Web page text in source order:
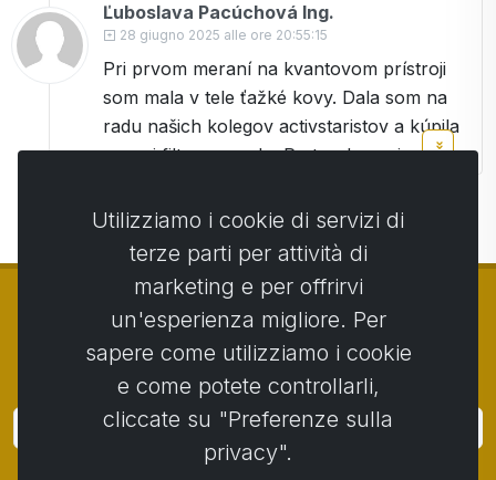
Ľuboslava Pacúchová Ing.
28 giugno 2025 alle ore 20:55:15
Pri prvom meraní na kvantovom prístroji
som mala v tele ťažké kovy. Dala som na
radu našich kolegov activstaristov a kúpila
som si filter na vodu. Po troch mesiacoch
žiadne ťažké kovy už nemám. Veľmi ma to
potešilo. Dávala som si aj NO spray a NO
drink, ktoré ma zbavili migrény a kolegyňu
PMS. Veľká vďaka.
Ľubka
© Copyright 2014 - 2026 Activstar
Utilizziamo i cookie di servizi di
terze parti per attività di
marketing e per offrirvi
un'esperienza migliore. Per
sapere come utilizziamo i cookie
e come potete controllarli,
cliccate su "Preferenze sulla
privacy".